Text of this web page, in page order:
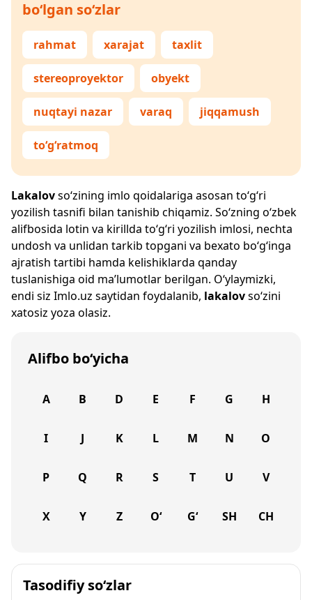
bo‘lgan so‘zlar
rahmat xarajat taxlit
stereoproyektor obyekt
nuqtayi nazar varaq jiqqamush
to‘g‘ratmoq
Lakalovso‘zining imlo qoidalariga asosan to‘g‘ri
yozilish tasnifi bilan tanishib chiqamiz. So‘zning o‘zbek
alifbosida lotin va kirillda to‘g‘ri yozilish imlosi, nechta
undosh va unlidan tarkib topgani va bexato bo‘g‘inga
ajratish tartibi hamda kelishiklarda qanday
tuslanishiga oid ma’lumotlar berilgan. O‘ylaymizki,
endi siz Imlo.uz saytidan foydalanib, lakalovso‘zini
xatosiz yoza olasiz.
Alifbo bo‘yicha
A B D E F G H
I J K L M N O
P Q R S T U V
X Y Z O‘ G‘ SH CH
Tasodifiy so‘zlar